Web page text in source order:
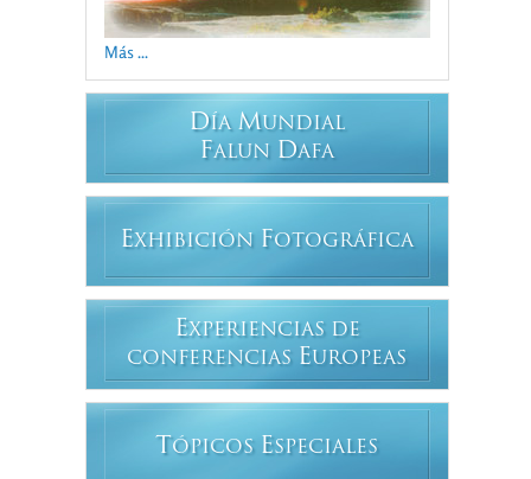
Más ...
DÍA MUNDIAL
FALUN DAFA
EXHIBICIÓN FOTOGRÁFICA
EXPERIENCIAS DE
CONFERENCIAS EUROPEAS
T ÓPICOS ESPECIALES